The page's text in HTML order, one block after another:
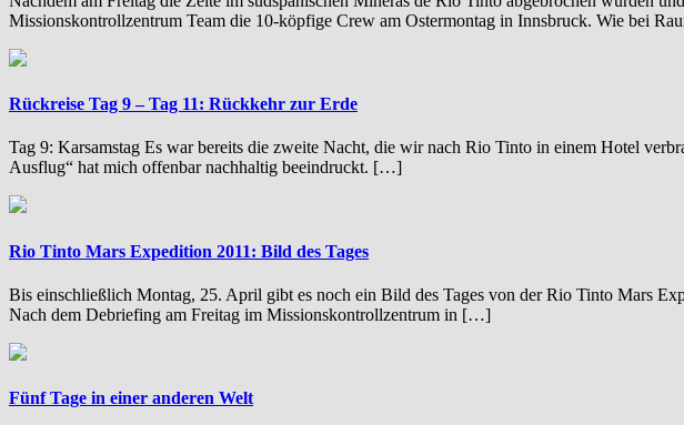
Missionskontrollzentrum Team die 10-köpfige Crew am Ostermontag in Innsbruck. Wie bei
Rückreise Tag 9 – Tag 11: Rückkehr zur Erde
Tag 9: Karsamstag Es war bereits die zweite Nacht, die wir nach Rio Tinto in einem Hotel
Ausflug“ hat mich offenbar nachhaltig beeindruckt. […]
Rio Tinto Mars Expedition 2011: Bild des Tages
Bis einschließlich Montag, 25. April gibt es noch ein Bild des Tages von der Rio Tinto Mars
Nach dem Debriefing am Freitag im Missionskontrollzentrum in […]
Fünf Tage in einer anderen Welt